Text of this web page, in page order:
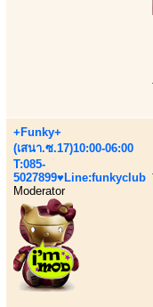
+Funky+
(เสนา.ซ.17)10:00-06:00
T:085-
5027899♥Line:funkyclub
Moderator